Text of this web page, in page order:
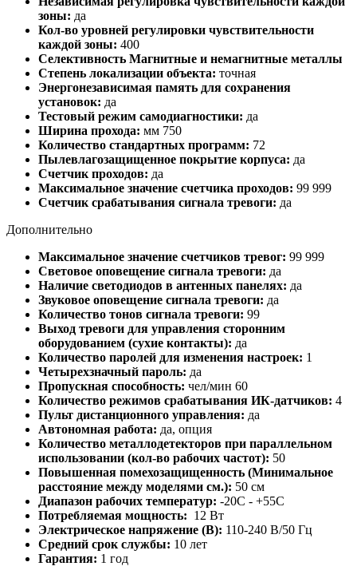
зоны: да
Кол-во уровней регулировки чувствительности
каждой зоны: 400
Селективность Магнитные и немагнитные металлы
Степень локализации объекта: точная
Энергонезависимая память для сохранения
установок: да
Тестовый режим самодиагностики: да
Ширина прохода: мм 750
Количество стандартных программ: 72
Пылевлагозащищенное покрытие корпуса: да
Счетчик проходов: да
Максимальное значение счетчика проходов: 99 999
Счетчик срабатывания сигнала тревоги: да
Дополнительно
Максимальное значение счетчиков тревог: 99 999
Световое оповещение сигнала тревоги: да
Наличие светодиодов в антенных панелях: да
Звуковое оповещение сигнала тревоги: да
Количество тонов сигнала тревоги: 99
Выход тревоги для управления сторонним
оборудованием (сухие контакты): да
Количество паролей для изменения настроек: 1
Четырехзначный пароль: да
Пропускная способность: чел/мин 60
Количество режимов срабатывания ИК-датчиков: 4
Пульт дистанционного управления: да
Автономная работа: да, опция
Количество металлодетекторов при параллельном
использовании (кол-во рабочих частот): 50
Повышенная помехозащищенность (Минимальное
расстояние между моделями см.): 50 см
Диапазон рабочих температур: -20С - +55С
Потребляемая мощность: 12 Вт
Электрическое напряжение (В): 110-240 В/50 Гц
Средний срок службы: 10 лет
Гарантия: 1 год